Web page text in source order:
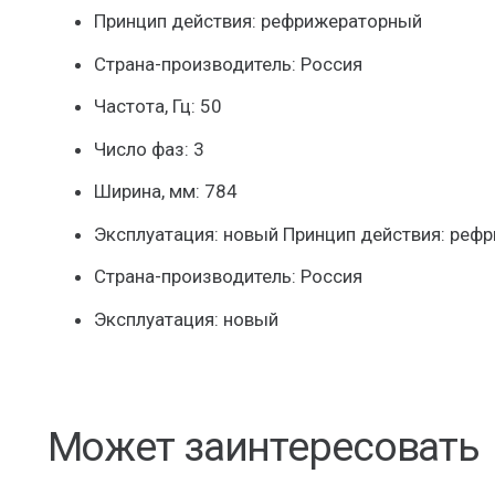
Принцип действия: рефрижераторный
Страна-производитель: Россия
Частота, Гц: 50
Число фаз: 3
Ширина, мм: 784
Эксплуатация: новый Принцип действия:
Страна-производитель: Россия
Эксплуатация: новый
Может заинтересовать